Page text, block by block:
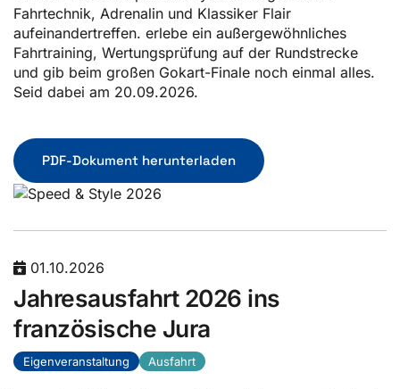
Fahrtechnik, Adrenalin und Klassiker Flair
aufeinandertreffen. erlebe ein außergewöhnliches
Fahrtraining, Wertungsprüfung auf der Rundstrecke
und gib beim großen Gokart-Finale noch einmal alles.
Seid dabei am 20.09.2026.
PDF-Dokument herunterladen
01.10.2026
Jahresausfahrt 2026 ins
französische Jura
Eigenveranstaltung Ausfahrt